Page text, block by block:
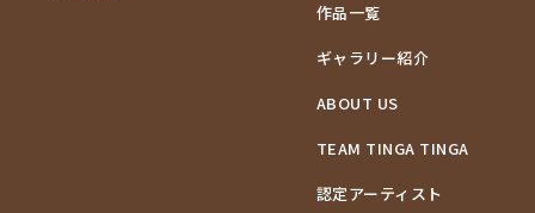
作品一覧
ギャラリー紹介
ABOUT US
TEAM TINGA TINGA
認定アーティスト